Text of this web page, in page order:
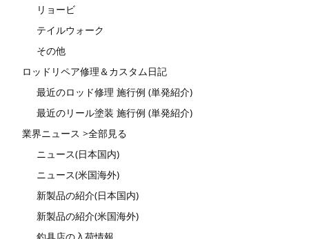
リョービ
テイルウォーク
その他
ロッドリペア修理＆カスタム日記
最近のロッド修理 施行例 (単発紹介)
最近のリール塗装 施行例 (単発紹介)
業界ニュース >全部見る
ニュース(日本国内)
ニュース(米国海外)
新製品の紹介(日本国内)
新製品の紹介(米国海外)